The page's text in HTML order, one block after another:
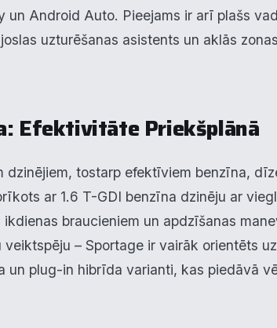
un Android Auto. Pieejams ir arī plašs
uzturēšanas asistents un aklās zonas
Efektivitāte Priekšplānā
tostarp efektīviem benzīna,
ar 1.6 T-GDI benzīna dzinēju ar
braucieniem un apdzīšanas
– Sportage ir vairāk orientēts uz
un plug-in hibrīda varianti, kas piedāvā